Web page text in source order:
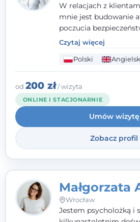
W relacjach z
mnie jest budowanie
poczucia
poznawczo-
które koncentrują się
(TSR). Te polegają na
zamierzonych celów
rozwiązania trudnych
identyfikowanie i
oraz mocnych stron
pracy korzystam
motywacyjnego i
Czytaj więcej
Polski
od 200 zł/ wizyta
ONLINE I STACJONARNIE
Umów wizytę
Zobacz profil
Małgorzata
Wrocław
Jestem psycholożką i